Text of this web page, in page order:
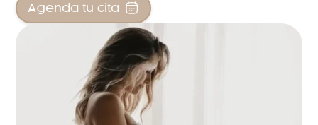
Agenda tu cita